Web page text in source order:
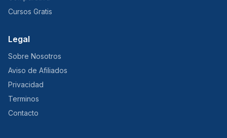
Cursos Gratis
Legal
Sobre Nosotros
Aviso de Afiliados
Privacidad
Terminos
Contacto